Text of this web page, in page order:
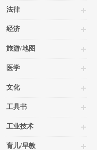
法律
经济
旅游/地图
医学
文化
工具书
工业技术
育儿/早教